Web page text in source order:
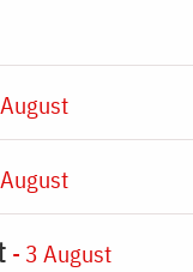
- 3 August